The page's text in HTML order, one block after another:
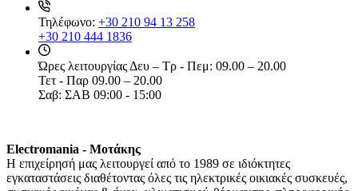
Σκηνές 2-3 Ατόμων
Σκηνές 3-4 Ατόμων
Σκηνές 5-6 Ατόμων
Σκηνές 6-7 Ατόμων
Σκηνές Pop up
Σκίαστρα Παραλλαγής
Στηρίγματα Βάσης Αιώρας
Στρωματά Ύπνου Φουσκωτά
Τηλέφωνο: +30 210 94 13 258
+30 210 444 1836
Ώρες λειτουργίας Δευ – Τρ - Πεμ: 09.00 – 20.00
Τετ - Παρ 09.00 – 20.00
Σαβ: ΣΑΒ 09:00 - 15:00
Electromania - Μοτάκης
H επιχείρησή μας λειτουργεί από το 1989 σε ιδιόκτητες
εγκαταστάσεις διαθέτοντας όλες τις ηλεκτρικές οικιακές συσκευές,